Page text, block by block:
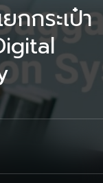
กกระเป๋า